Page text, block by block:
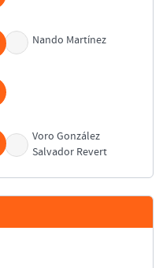
Nando Martínez
Voro González
Salvador Revert